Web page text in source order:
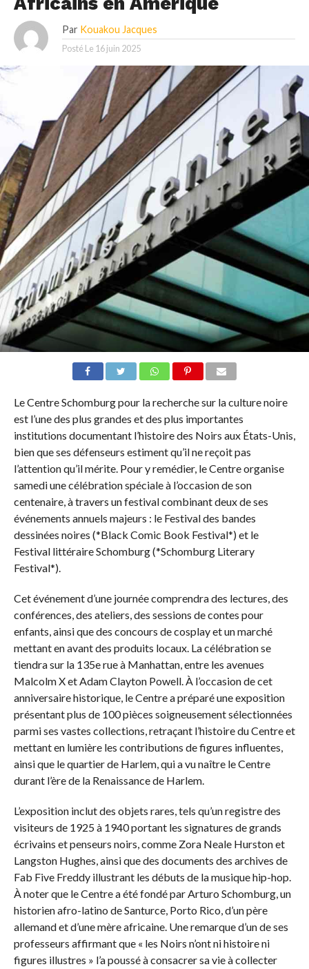
Par Kouakou Jacques
Posté Le 16 juin 2025
Le Centre Schomburg pour la recherche sur la culture noire
est l’une des plus grandes et des plus importantes
institutions documentant l’histoire des Noirs aux États-Unis,
bien que ses défenseurs estiment qu’il ne reçoit pas
l’attention qu’il mérite. Pour y remédier, le Centre organise
samedi une célébration spéciale à l’occasion de son
centenaire, à travers un festival combinant deux de ses
événements annuels majeurs : le Festival des bandes
dessinées noires (*Black Comic Book Festival*) et le
Festival littéraire Schomburg (*Schomburg Literary
Festival*).
Cet événement d’une journée comprendra des lectures, des
conférences, des ateliers, des sessions de contes pour
enfants, ainsi que des concours de cosplay et un marché
mettant en avant des produits locaux. La célébration se
tiendra sur la 135e rue à Manhattan, entre les avenues
Malcolm X et Adam Clayton Powell. À l’occasion de cet
anniversaire historique, le Centre a préparé une exposition
présentant plus de 100 pièces soigneusement sélectionnées
parmi ses vastes collections, retraçant l’histoire du Centre et
mettant en lumière les contributions de figures influentes,
ainsi que le quartier de Harlem, qui a vu naître le Centre
durant l’ère de la Renaissance de Harlem.
L’exposition inclut des objets rares, tels qu’un registre des
visiteurs de 1925 à 1940 portant les signatures de grands
écrivains et penseurs noirs, comme Zora Neale Hurston et
Langston Hughes, ainsi que des documents des archives de
Fab Five Freddy illustrant les débuts de la musique hip-hop.
À noter que le Centre a été fondé par Arturo Schomburg, un
historien afro-latino de Santurce, Porto Rico, d’un père
allemand et d’une mère africaine. Une remarque d’un de ses
professeurs affirmant que « les Noirs n’ont ni histoire ni
figures illustres » l’a poussé à consacrer sa vie à collecter